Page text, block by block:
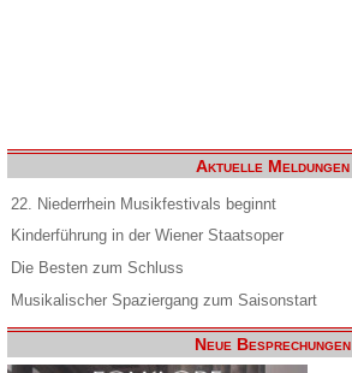
Aktuelle Meldungen
22. Niederrhein Musikfestivals beginnt
Kinderführung in der Wiener Staatsoper
Die Besten zum Schluss
Musikalischer Spaziergang zum Saisonstart
Neue Besprechungen